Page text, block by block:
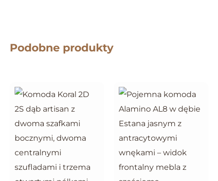
Podobne produkty